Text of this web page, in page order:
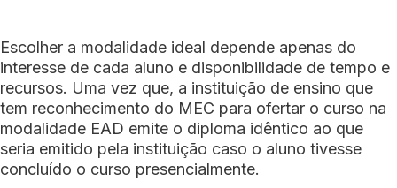
Escolher a modalidade ideal depende apenas do
interesse de cada aluno e disponibilidade de tempo e
recursos. Uma vez que, a instituição de ensino que
tem reconhecimento do MEC para ofertar o curso na
modalidade EAD emite o diploma idêntico ao que
seria emitido pela instituição caso o aluno tivesse
concluído o curso presencialmente.